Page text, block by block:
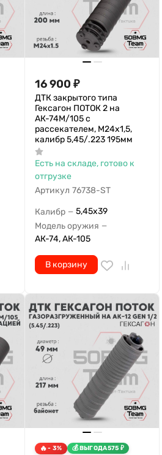
16 900 ₽
ДТК закрытого типа
Гексагон ПОТОК 2 на
АК-74M/105 с
рассекателем, М24х1,5,
калибр 5,45/.223 195мм
Есть на складе, готово к
отгрузке
Артикул 76738-ST
Калибр — 5,45х39
Модель оружия —
АК-74, АК-105
В корзину
- 3% ВЫГОДА575 ₽